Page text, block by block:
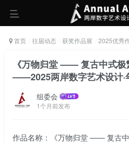
首页 往届动态 获奖作品展 2025优秀
《万物归堂 —— 复古中式极
——2025两岸数字艺术设计·
组委会
1个月前发布
作品名称：《万物归堂 —— 复古中